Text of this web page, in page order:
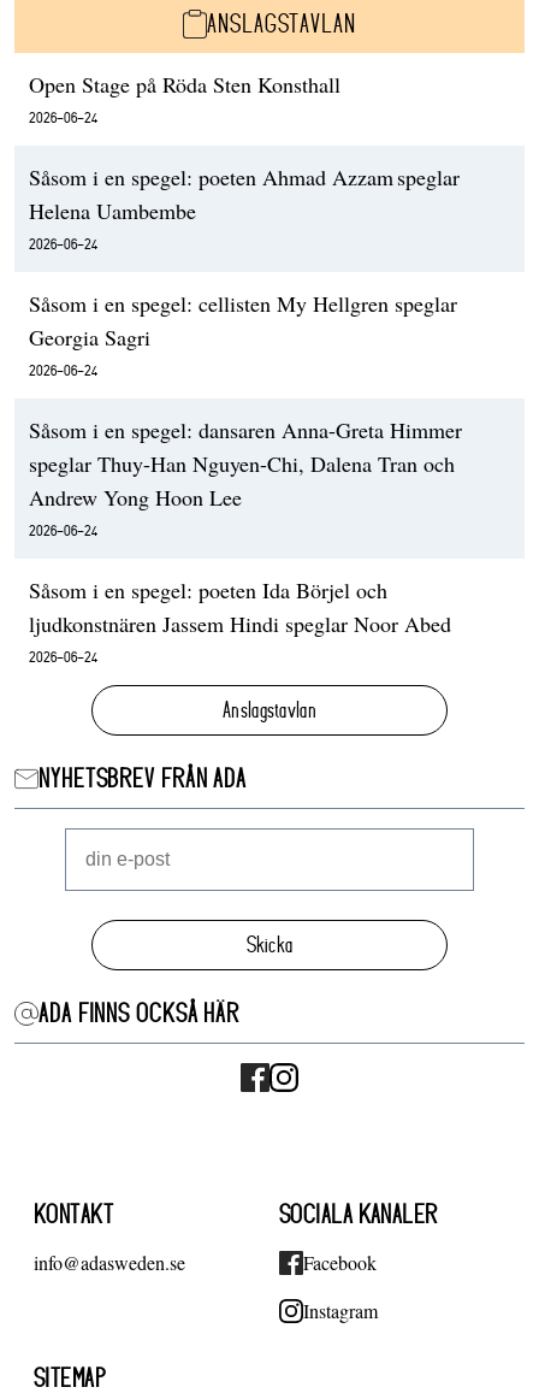
ANSLAGSTAVLAN
Open Stage på Röda Sten Konsthall
2026-06-24
Såsom i en spegel: poeten Ahmad Azzam speglar
Helena Uambembe
2026-06-24
Såsom i en spegel: cellisten My Hellgren speglar
Georgia Sagri
2026-06-24
Såsom i en spegel: dansaren Anna-Greta Himmer
speglar Thuy-Han Nguyen-Chi, Dalena Tran och
Andrew Yong Hoon Lee
2026-06-24
Såsom i en spegel: poeten Ida Börjel och
ljudkonstnären Jassem Hindi speglar Noor Abed
2026-06-24
Anslagstavlan
NYHETSBREV FRÅN ADA
Skicka
ADA FINNS OCKSÅ HÄR
KONTAKT
info@adasweden.se
SOCIALA KANALER
Facebook
Instagram
SITEMAP